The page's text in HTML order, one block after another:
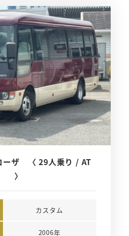
ザ 〈 29人乗り / AT
〉
カスタム
2006年